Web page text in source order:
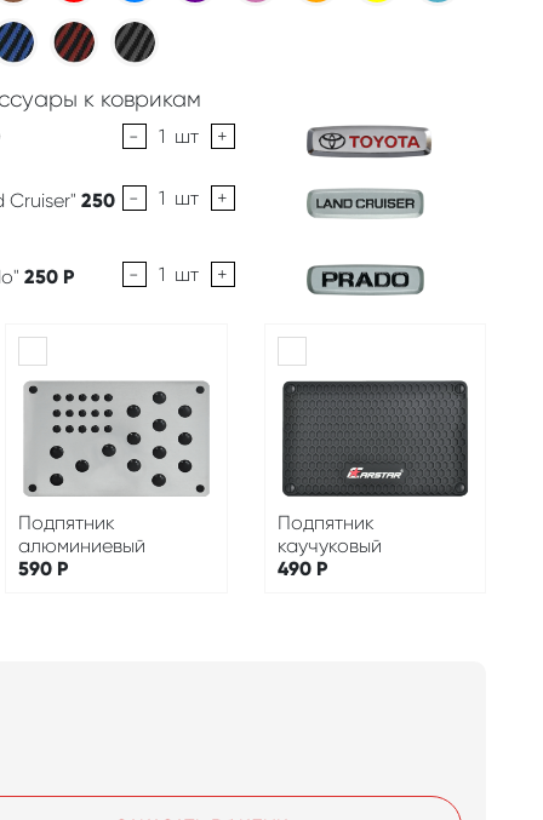
к коврикам
- 1 шт +
250
- 1 шт +
250 Р - 1 шт +
Подпятник
алюминиевый
590 Р
Подпятник
каучуковый
490 Р